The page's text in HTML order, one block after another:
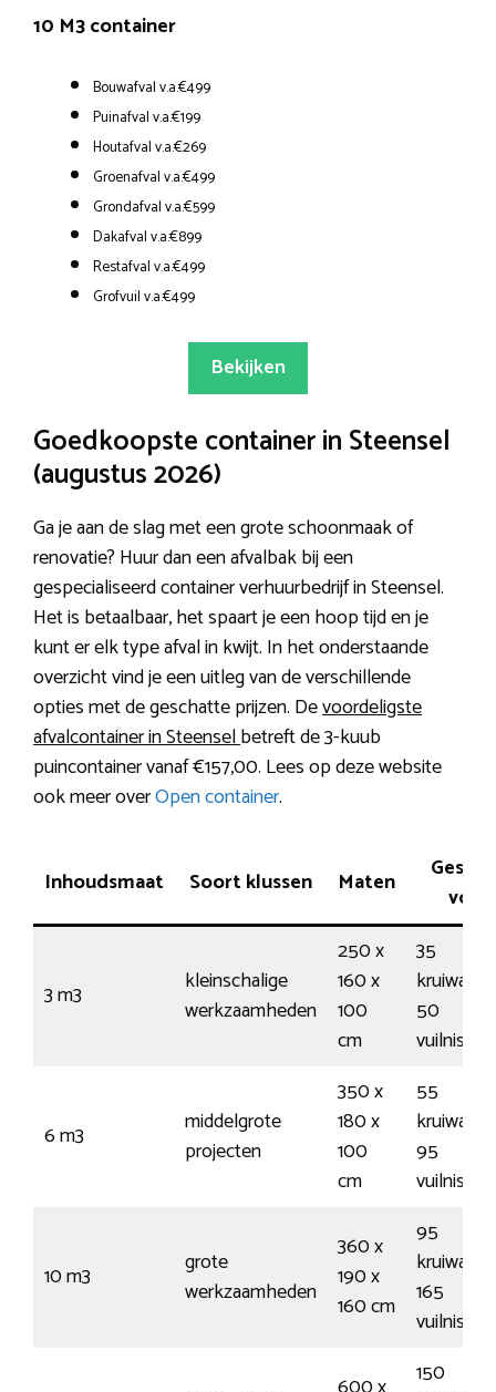
10 M3 container
Bouwafval v.a.€499
Puinafval v.a.€199
Houtafval v.a.€269
Groenafval v.a.€499
Grondafval v.a.€599
Dakafval v.a.€899
Restafval v.a.€499
Grofvuil v.a.€499
Bekijken
Goedkoopste container in Steensel
(augustus 2026)
Ga je aan de slag met een grote schoonmaak of
renovatie? Huur dan een afvalbak bij een
gespecialiseerd container verhuurbedrijf in Steensel.
Het is betaalbaar, het spaart je een hoop tijd en je
kunt er elk type afval in kwijt. In het onderstaande
overzicht vind je een uitleg van de verschillende
opties met de geschatte prijzen. Devoordeligste
afvalcontainer in Steenselbetreft de 3-kuub
puincontainer vanaf €157,00. Lees op deze website
ook meer overOpen container.
Inhoudsmaat Soort klussen Maten
voor
3 m3
kleinschalige
werkzaamheden
250 x
160 x
100
cm
35
50
6 m3
middelgrote
projecten
350 x
180 x
100
cm
55
95
10 m3
grote
werkzaamheden
360 x
190 x
160 cm
95
165
150